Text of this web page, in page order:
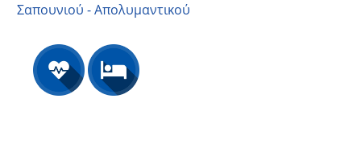
Σαπουνιού - Απολυμαντικού